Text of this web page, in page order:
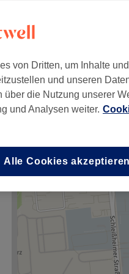
von Dritten, um Inhalte
und unseren
die Nutzung unserer
und Analysen weiter.
Alle Cookies akzeptieren